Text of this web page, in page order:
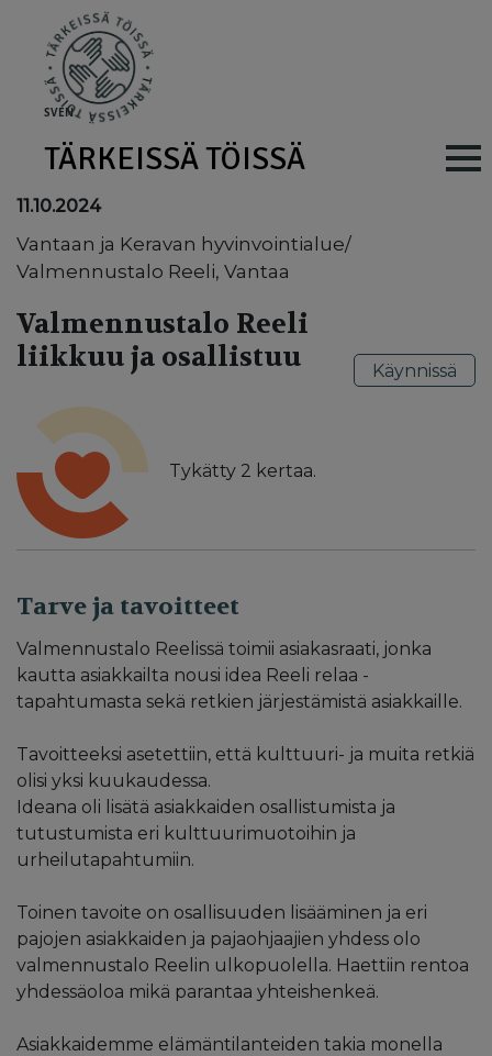
SVEN
TÄRKEISSÄ TÖISSÄ Main
11.10.2024
Vantaan ja Keravan hyvinvointialue/
Valmennustalo Reeli, Vantaa
Valmennustalo Reeli
liikkuu ja osallistuu
Tykätty 2 kertaa.
Käynnissä
Tarve ja tavoitteet
Valmennustalo Reelissä toimii asiakasraati, jonka
kautta asiakkailta nousi idea Reeli relaa -
tapahtumasta sekä retkien järjestämistä asiakkaille.
Tavoitteeksi asetettiin, että kulttuuri- ja muita retkiä
olisi yksi kuukaudessa.
Ideana oli lisätä asiakkaiden osallistumista ja
tutustumista eri kulttuurimuotoihin ja
urheilutapahtumiin.
Toinen tavoite on osallisuuden lisääminen ja eri
pajojen asiakkaiden ja pajaohjaajien yhdess olo
valmennustalo Reelin ulkopuolella. Haettiin rentoa
yhdessäoloa mikä parantaa yhteishenkeä.
Asiakkaidemme elämäntilanteiden takia monella